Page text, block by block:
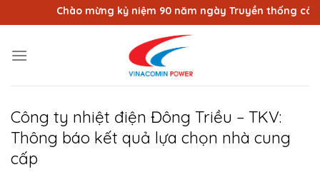
qua
dung
Chào mừng kỷ niệm 90 năm ngày Truyền thống
Công ty nhiệt điện Đông Triều – TKV:
Thông báo kết quả lựa chọn nhà cung
cấp